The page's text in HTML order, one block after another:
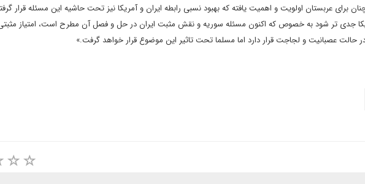
برای عربستان اولویت و اهمیت یافته که بهبود نسبی رابطه ایران و آمریکا نیز تحت حاشیه این مسئله قرار
جدی تر شود به خصوص که اکنون مسئله سوریه و نقش مثبت ایران در حل و فصل آن مطرح است، امتیاز مثبتی
حالت عصبانیت و لجاجت قرار دارد اما مسلما تحت تاثیر این موضوع قرار خواهد گرفت.»